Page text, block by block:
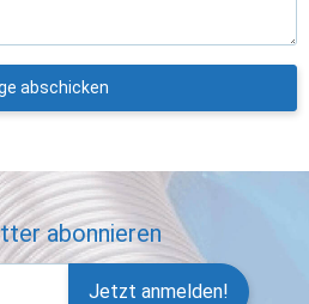
abschicken
abonnieren
Jetzt anmelden!